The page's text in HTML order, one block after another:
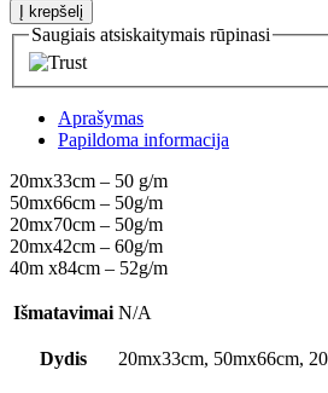
Į krepšelį
Saugiais atsiskaitymais rūpinasi
Aprašymas
Papildoma informacija
20mx33cm – 50 g/m
50mx66cm – 50g/m
20mx70cm – 50g/m
20mx42cm – 60g/m
40m x84cm – 52g/m
Išmatavimai N/A
Dydis 20mx33cm, 50mx66cm,